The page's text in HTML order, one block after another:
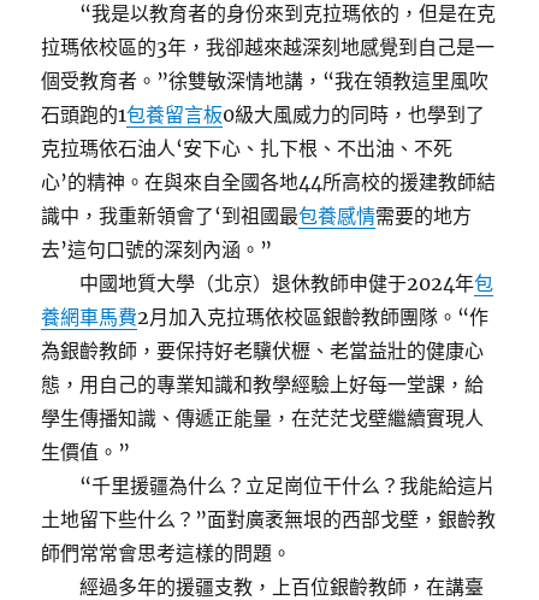
“我是以教育者的身份來到克拉瑪依的，但是在克
拉瑪依校區的3年，我卻越來越深刻地感覺到自己是一
個受教育者。”徐雙敏深情地講，“我在領教這里風吹
石頭跑的1包養留言板0級大風威力的同時，也學到了
克拉瑪依石油人‘安下心、扎下根、不出油、不死
心’的精神。在與來自全國各地44所高校的援建教師結
識中，我重新領會了‘到祖國最包養感情需要的地方
去’這句口號的深刻內涵。”
中國地質大學（北京）退休教師申健于2024年包
養網車馬費2月加入克拉瑪依校區銀齡教師團隊。“作
為銀齡教師，要保持好老驥伏櫪、老當益壯的健康心
態，用自己的專業知識和教學經驗上好每一堂課，給
學生傳播知識、傳遞正能量，在茫茫戈壁繼續實現人
生價值。”
“千里援疆為什么？立足崗位干什么？我能給這片
土地留下些什么？”面對廣袤無垠的西部戈壁，銀齡教
師們常常會思考這樣的問題。
經過多年的援疆支教，上百位銀齡教師，在講臺